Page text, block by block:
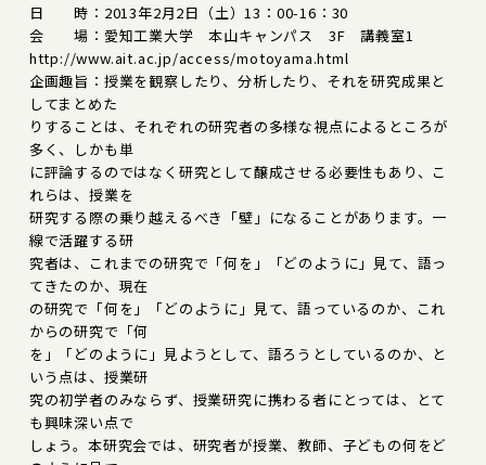
日 時：2013年2月2日（土）13：00-16：30
会 場：愛知工業大学 本山キャンパス 3F 講義室1
http://www.ait.ac.jp/access/motoyama.html
企画趣旨：授業を観察したり、分析したり、それを研究成果と
してまとめた
りすることは、それぞれの研究者の多様な視点によるところが
多く、しかも単
に評論するのではなく研究として醸成させる必要性もあり、こ
れらは、授業を
研究する際の乗り越えるべき「壁」になることがあります。一
線で活躍する研
究者は、これまでの研究で「何を」「どのように」見て、語っ
てきたのか、現在
の研究で「何を」「どのように」見て、語っているのか、これ
からの研究で「何
を」「どのように」見ようとして、語ろうとしているのか、と
いう点は、授業研
究の初学者のみならず、授業研究に携わる者にとっては、とて
も興味深い点で
しょう。本研究会では、研究者が授業、教師、子どもの何をど